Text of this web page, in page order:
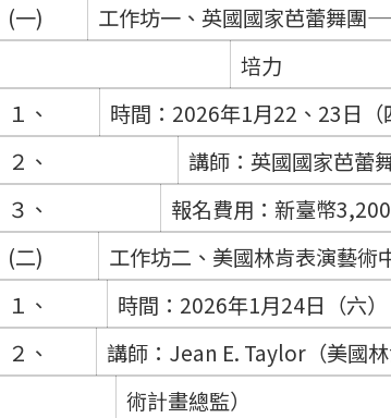
(一)
工作坊一、英國國家芭蕾舞團
培力
１、
時間：2026年1月22、23日
２、
講師：英國國家芭蕾
３、
報名費用：新臺幣
(二)
工作坊二、美國林肯表演藝
１、
時間：2026年1月24日（六
２、
講師：Jean E. Taylor（美國
術計畫總監）